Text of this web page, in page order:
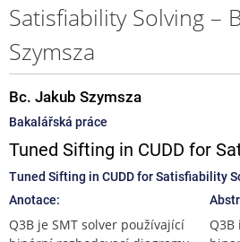
Satisfiability Solving –
Szymsza
Bc. Jakub Szymsza
Bakalářská práce
Tuned Sifting in CUDD for
Tuned Sifting in CUDD for Satisfiability
Anotace:
Q3B je SMT solver používající
Q3B